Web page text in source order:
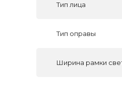
Тип лица
Тип оправы
Ширина рамки